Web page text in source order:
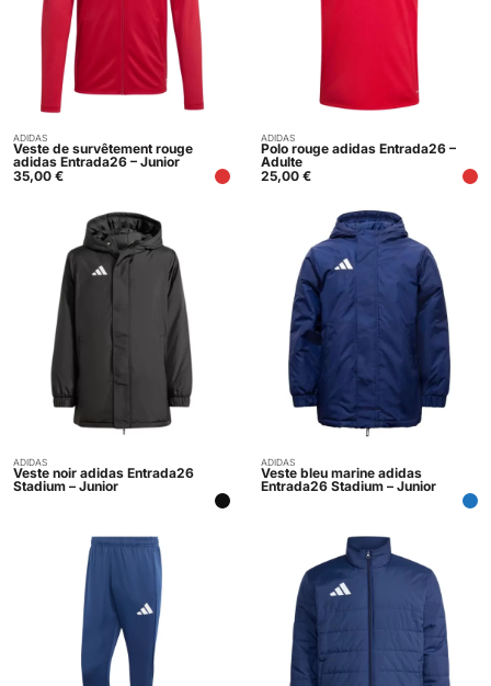
Acheter
ADIDAS
Veste de survêtement rouge
adidas Entrada26 – Junior
35,00 €
Acheter
ADIDAS
Polo rouge adidas Entrada26 –
Adulte
25,00 €
Indisponible
ADIDAS
Veste noir adidas Entrada26
Stadium – Junior
Indisponible
ADIDAS
Veste bleu marine adidas
Entrada26 Stadium – Junior